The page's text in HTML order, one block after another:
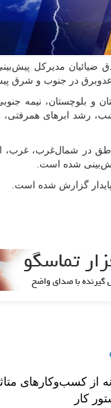
ضیائیان مدیرکل
و بلوچستان، نیمه
رشد ابرهای
در شمال‌غرب، غرب،
شده است.
گزارش شده است.
از کسب‌وکارهای
کار